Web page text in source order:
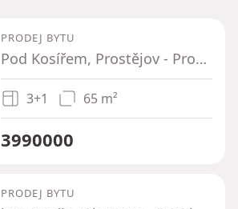
PRODEJ BYTU
Pod Kosířem, Prostějov - Prostějov, Olomoucký kraj
3+1 65 m²
3990000
PRODEJ BYTU